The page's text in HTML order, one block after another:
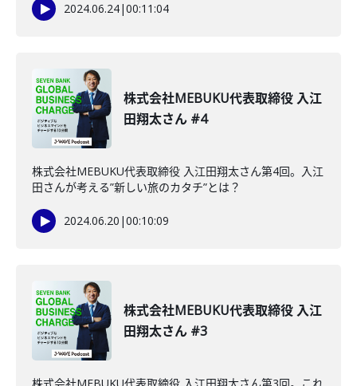
2024.06.24|00:11:04
株式会社MEBUKU代表取締役 入江
田翔太さん #4
株式会社MEBUKU代表取締役 入江田翔太さん第4回。入江
田さんが考える”新しい旅のカタチ”とは？
2024.06.20 |00:10:09
株式会社MEBUKU代表取締役 入江
田翔太さん #3